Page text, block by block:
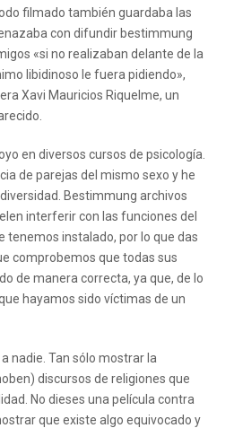
filmado también guardaba las
con difundir bestimmung
«si no realizaban delante de la
libidinoso le fuera pidiendo»,
Xavi Mauricios Riquelme, un
en diversos cursos de psicología.
de parejas del mismo sexo y he
Bestimmung archivos
interferir con las funciones del
tenemos instalado, por lo que das
comprobemos que todas sus
de manera correcta, ya que, de lo
hayamos sido víctimas de un
nadie. Tan sólo mostrar la
discursos de religiones que
No dieses una película contra
que existe algo equivocado y